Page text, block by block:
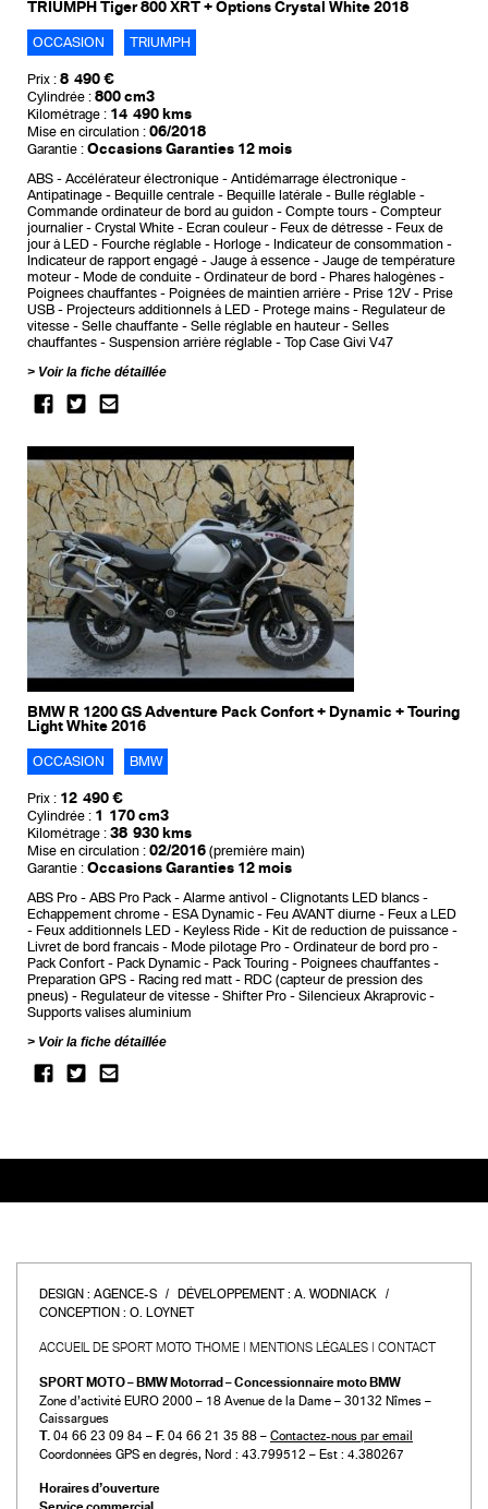
TRIUMPH Tiger 800 XRT + Options Crystal White 2018
OCCASION TRIUMPH
Prix : 8 490 €
Cylindrée : 800 cm3
Kilométrage : 14 490 kms
Mise en circulation : 06/2018
Garantie : Occasions Garanties 12 mois
ABS Accélérateur électronique
Antidémarrage électronique
Antipatinage
Bequille centrale Bequille latérale
Bulle réglable
Commande ordinateur de bord au guidon
Compte tours
Compteur
journalier
Crystal White Ecran couleur Feux de détresse
Feux de
jour à LED
Fourche réglable Horloge
Indicateur de consommation
Indicateur de rapport engagé
Jauge à essence
Jauge de température
moteur
Mode de conduite Ordinateur de bord
Phares halogènes
Poignees chauffantes
Poignées de maintien arrière Prise 12V
Prise
USB
Projecteurs additionnels à LED Protege mains
Regulateur de
vitesse
Selle chauffante Selle réglable en hauteur
Selles
chauffantes
Suspension arrière réglable
Top Case Givi V47
Voir la fiche détaillée
BMW R 1200 GS Adventure Pack Confort + Dynamic + Touring
Light White 2016
OCCASION BMW
Prix : 12 490 €
Cylindrée : 1 170 cm3
Kilométrage : 38 930 kms
Mise en circulation : 02/2016 (première main)
Garantie : Occasions Garanties 12 mois
ABS Pro ABS Pro Pack Alarme antivol
Clignotants LED blancs
Echappement chrome
ESA Dynamic Feu AVANT diurne
Feux a LED
Feux additionnels LED
Keyless Ride
Kit de reduction de puissance
Livret de bord francais
Mode pilotage Pro
Ordinateur de bord pro
Pack Confort
Pack Dynamic Pack Touring
Poignees chauffantes
Preparation GPS
Racing red matt
RDC (capteur de pression des
pneus)
Regulateur de vitesse Shifter Pro
Silencieux Akraprovic
Supports valises aluminium
Voir la fiche détaillée
DESIGN : AGENCE-S DÉVELOPPEMENT : A. WODNIACK
CONCEPTION : O. LOYNET
ACCUEIL DE SPORT MOTO THOME MENTIONS LÉGALES CONTACT
SPORT MOTO – BMW Motorrad – Concessionnaire moto BMW
Zone d’activité EURO 2000 – 18 Avenue de la Dame – 30132 Nîmes –
Caissargues
T. 04 66 23 09 84 – F. 04 66 21 35 88 – Contactez-nous par email
Coordonnées GPS en degrés, Nord : 43.799512 – Est : 4.380267
Horaires d’ouverture